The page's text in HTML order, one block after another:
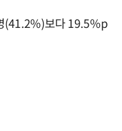
(41.2%)보다 19.5%p